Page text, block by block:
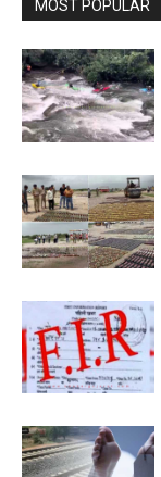
MOST POPULAR